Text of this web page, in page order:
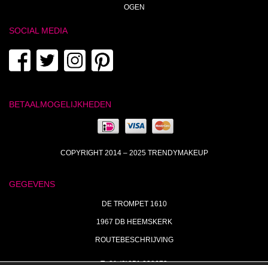
OGEN
SOCIAL MEDIA
BETAALMOGELIJKHEDEN
COPYRIGHT 2014 – 2025 TRENDYMAKEUP
GEGEVENS
DE TROMPET 1610
1967 DB HEEMSKERK
ROUTEBESCHRIJVING